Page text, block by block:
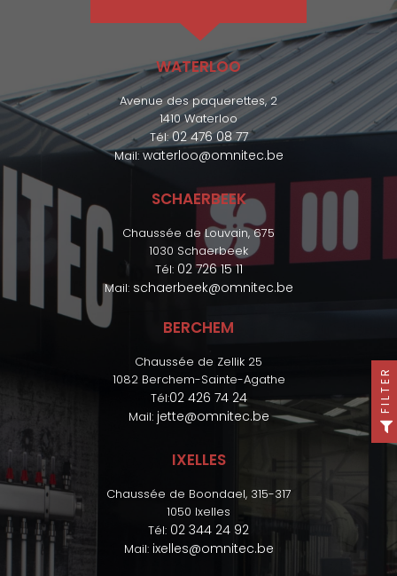
WATERLOO
Avenue des paquerettes, 2
1410 Waterloo
Tél:02 476 08 77
Mail: waterloo@omnitec.be
SCHAERBEEK
Chaussée de Louvain, 675
1030 Schaerbeek
Tél: 02 726 15 11
Mail: schaerbeek@omnitec.be
BERCHEM
Chaussée de Zellik 25
1082 Berchem-Sainte-Agathe
Tél:02 426 74 24
Mail: jette@omnitec.be
IXELLES
Chaussée de Boondael, 315-317
1050 Ixelles
Tél: 02 344 24 92
Mail: ixelles@omnitec.be
FILTER